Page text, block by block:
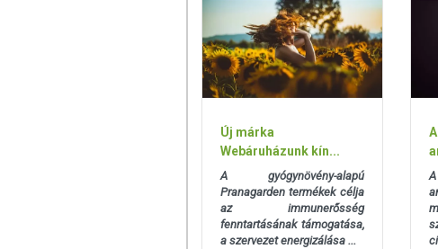
Új márka
Webáruházunk kín...
A gyógynövény-alapú
Pranagarden termékek célja
az immunerősség
fenntartásának támogatása,
a szervezet energizálása ...